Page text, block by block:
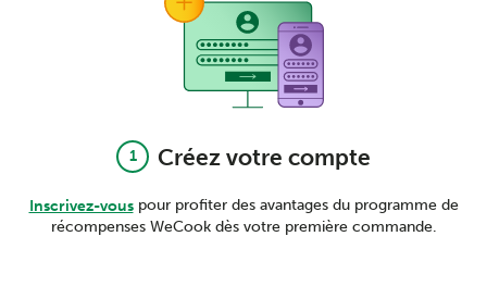
1 Créez votre compte
Inscrivez-vouspour profiter des avantages du programme de
récompenses WeCook dès votre première commande.